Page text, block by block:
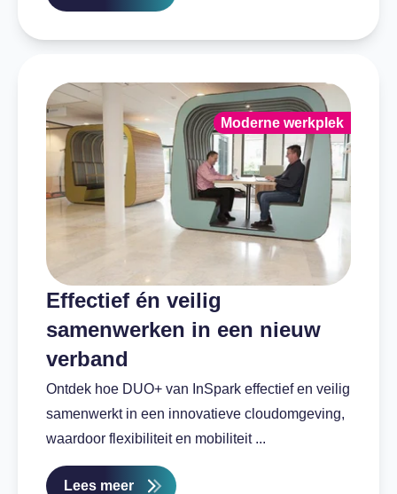
Effectief én veilig
samenwerken in een nieuw
verband
Ontdek hoe DUO+ van InSpark effectief en veilig
samenwerkt in een innovatieve cloudomgeving,
waardoor flexibiliteit en mobiliteit ...
Lees meer
Moderne werkplek